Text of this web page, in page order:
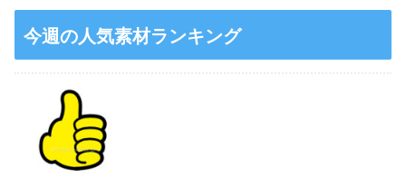
今週の人気素材ランキング